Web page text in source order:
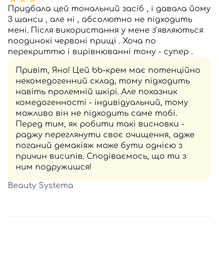
Придбала цей тональний засіб , і давала йому
3 шанси , але ні , абсолютно не підходить
мені. Після використання у мене зʼявляються
поодинокі червоні прищі . Хоча по
перекриттю і вирівнюванні тону - супер .
Привіт, Яно! Цей bb-крем має потенційно
некомедогенний склад, тому підходить
навіть пролемній шкірі. Але показник
комедогенності - індивідуальний, тому
можливо він не підходить саме тобі.
Перед тим, як робити такі висновки -
раджу переглянути своє очищення, адже
поганий демакіяж може бути однією з
причин висипів. Сподіваємось, що ти з
ним подружишся!
Beauty Systema